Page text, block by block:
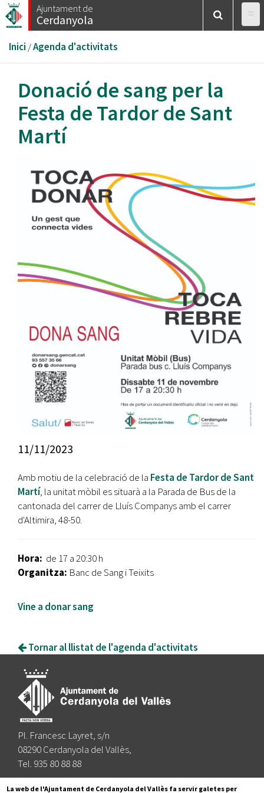
Vés
al
Ajuntament de
Cerdanyola
Esteu
aquí
Inici /Agenda d'activitats
Donació de sang per la
Festa de Tardor de Sant
Martí
11/11/2023
Amb motiu de la celebració de la Festa de Tardor de Sant
Martí, la unitat mòbil es situarà a la Parada de Bus de la
cantonada del carrer de Lluís Companys amb el carrer
d'Altimira, 48-50.
Hora: de 17 a 20:30 h
Organitza: Banc de Sang i Teixits
Vine a donar sang
Tornar al llistat de l'agenda d'activitats
Pl. Francesc Layret, s/n
08290 Cerdanyola del Vallès,
Tel. 935 80 88 88
Segueix-nos a:
La web de l'Ajuntament de Cerdanyola del Vallès fa servir galetes per